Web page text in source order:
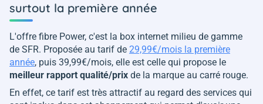
surtout la première année
L'offre fibre Power, c'est la box internet milieu de gamme
de SFR. Proposée au tarif de 29,99€/mois la première
année, puis 39,99€/mois, elle est celle qui propose le
meilleur rapport qualité/prix de la marque au carré rouge.
En effet, ce tarif est très attractif au regard des services qui